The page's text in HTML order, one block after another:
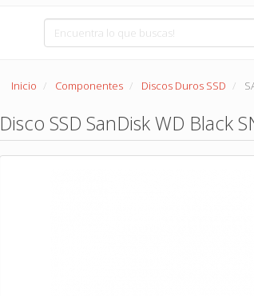
Inicio Componentes Discos Duros SSD
Disco SSD SanDisk WD Black